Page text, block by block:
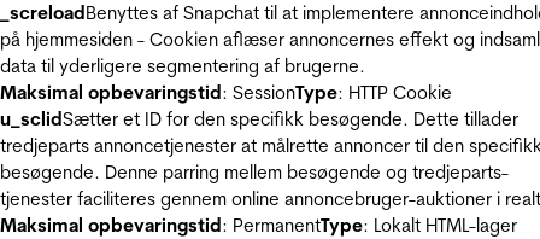
_screloadBenyttes af Snapchat til at implementere
på hjemmesiden - Cookien aflæser annoncernes effekt og
data til yderligere segmentering af brugerne.
Maksimal opbevaringstid: SessionType: HTTP Cookie
u_sclidSætter et ID for den specifikk besøgende. Dette tillader
tredjeparts annoncetjenester at målrette annoncer til den
besøgende. Denne parring mellem besøgende og tredjeparts-
tjenester faciliteres gennem online annoncebruger-auktioner i
Maksimal opbevaringstid: PermanentType: Lokalt HTML-lager